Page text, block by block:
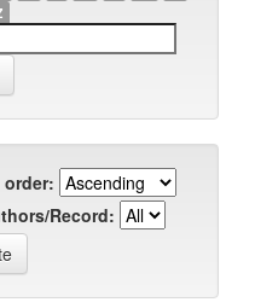
order:
Record: